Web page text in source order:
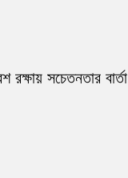
রক্ষায় সচেতনতার বার্তা